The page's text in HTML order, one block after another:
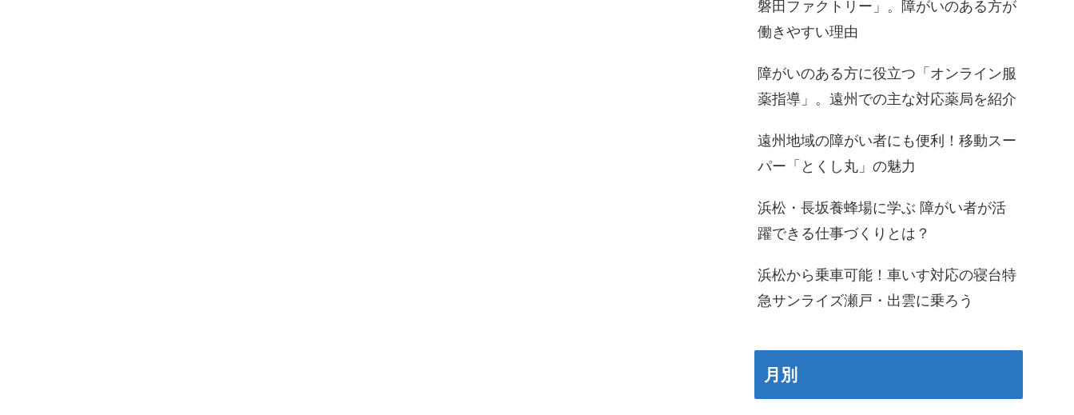
磐田ファクトリー」。障がいのある方が
働きやすい理由
障がいのある方に役立つ「オンライン服
薬指導」。遠州での主な対応薬局を紹介
遠州地域の障がい者にも便利！移動スー
パー「とくし丸」の魅力
浜松・長坂養蜂場に学ぶ 障がい者が活
躍できる仕事づくりとは？
浜松から乗車可能！車いす対応の寝台特
急サンライズ瀬戸・出雲に乗ろう
月別